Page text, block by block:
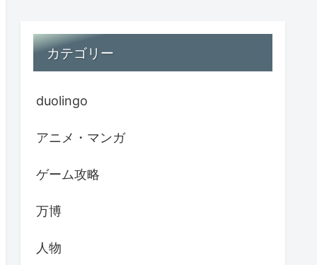
カテゴリー
duolingo
アニメ・マンガ
ゲーム攻略
万博
人物